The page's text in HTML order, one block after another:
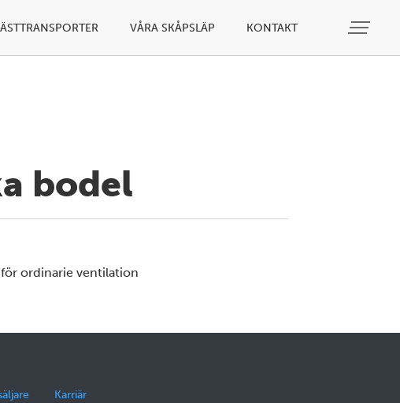
VÅRA SKÅPSLÄP KONTAKT
bodel
ordinarie ventilation
Karriär